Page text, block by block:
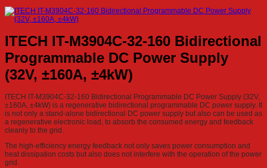
ITECH IT-M3904C-32-160 Bidirectional
Programmable DC Power Supply
(32V, ±160A, ±4kW)
ITECH IT-M3904C-32-160 Bidirectional Programmable DC Power Supply (32V,
±160A, ±4kW) is a regenerative bidirectional programmable DC power supply. It
is not only a stand-alone bidirectional DC power supply but also can be used as
a regenerative electronic load, to absorb the consumed energy and feedback
cleanly to the grid.
The high-efficiency energy feedback not only saves power consumption and
heat dissipation costs but also does not interfere with the operation of the power
grid.